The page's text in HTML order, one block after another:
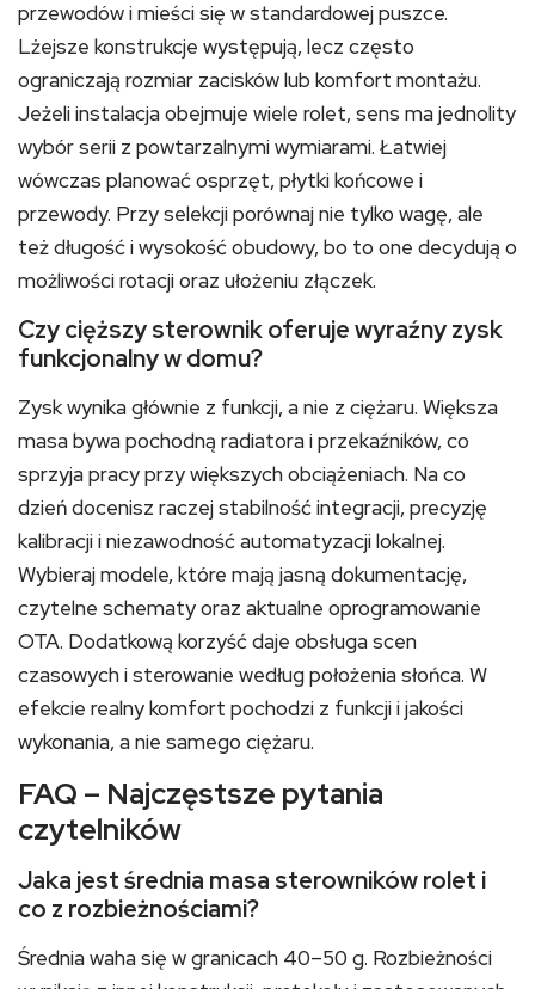
przewodów i mieści się w standardowej puszce.
Lżejsze konstrukcje występują, lecz często
ograniczają rozmiar zacisków lub komfort montażu.
Jeżeli instalacja obejmuje wiele rolet, sens ma jednolity
wybór serii z powtarzalnymi wymiarami. Łatwiej
wówczas planować osprzęt, płytki końcowe i
przewody. Przy selekcji porównaj nie tylko wagę, ale
też długość i wysokość obudowy, bo to one decydują o
możliwości rotacji oraz ułożeniu złączek.
Czy cięższy sterownik oferuje wyraźny zysk
funkcjonalny w domu?
Zysk wynika głównie z funkcji, a nie z ciężaru. Większa
masa bywa pochodną radiatora i przekaźników, co
sprzyja pracy przy większych obciążeniach. Na co
dzień docenisz raczej stabilność integracji, precyzję
kalibracji i niezawodność automatyzacji lokalnej.
Wybieraj modele, które mają jasną dokumentację,
czytelne schematy oraz aktualne oprogramowanie
OTA. Dodatkową korzyść daje obsługa scen
czasowych i sterowanie według położenia słońca. W
efekcie realny komfort pochodzi z funkcji i jakości
wykonania, a nie samego ciężaru.
FAQ – Najczęstsze pytania
czytelników
Jaka jest średnia masa sterowników rolet i
co z rozbieżnościami?
Średnia waha się w granicach 40–50 g. Rozbieżności